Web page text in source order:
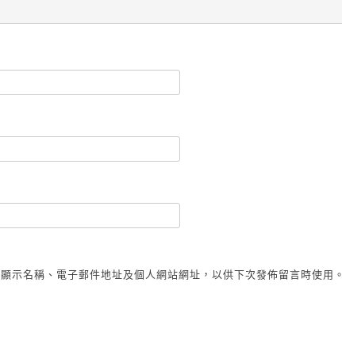
示名稱、電子郵件地址及個人網站網址，以供下次發佈留言時使用。